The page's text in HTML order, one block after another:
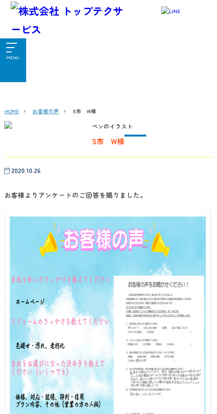
MENU
HOME お客様の声 S市 W様
S市 W様
2020.10.26
お客様よりアンケートのご回答を賜りました。